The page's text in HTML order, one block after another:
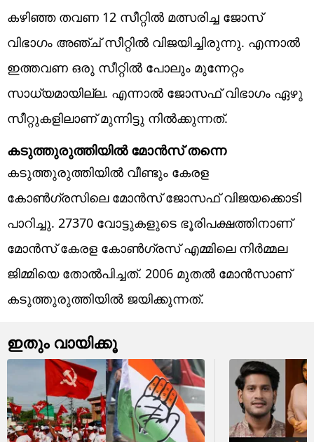
കഴിഞ്ഞ തവണ 12 സീറ്റില്‍ മത്സരിച്ച ജോസ്
വിഭാഗം അഞ്ച് സീറ്റില്‍ വിജയിച്ചിരുന്നു. എന്നാല്‍
ഇത്തവണ ഒരു സീറ്റില്‍ പോലും മുന്നേറ്റം
സാധ്യമായില്ല. എന്നാല്‍ ജോസഫ് വിഭാഗം ഏഴു
സീറ്റുകളിലാണ് മുന്നിട്ടു നില്‍ക്കുന്നത്.
കടുത്തുരുത്തിയില്‍ മോന്‍സ് തന്നെ
കടുത്തുരുത്തിയില്‍ വീണ്ടും കേരള
കോണ്‍ഗ്രസിലെ മോന്‍സ് ജോസഫ് വിജയക്കൊടി
പാറിച്ചു. 27370 വോട്ടുകളുടെ ഭൂരിപക്ഷത്തിനാണ്
മോന്‍സ് കേരള കോണ്‍ഗ്രസ് എമ്മിലെ നിര്‍മ്മല
ജിമ്മിയെ തോല്‍പിച്ചത്. 2006 മുതല്‍ മോന്‍സാണ്
കടുത്തുരുത്തിയില്‍ ജയിക്കുന്നത്.
ഇതും വായിക്കൂ